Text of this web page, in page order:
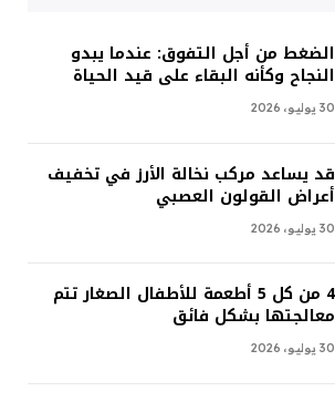
الضغط من أجل التفوق: عندما يبدو
النجاح وكأنه البقاء على قيد الحياة
30 يوليو، 2026
قد يساعد مركب نخالة الأرز في تخفيف
أعراض القولون العصبي
30 يوليو، 2026
4 من كل 5 أطعمة للأطفال الصغار تتم
معالجتها بشكل فائق
30 يوليو، 2026